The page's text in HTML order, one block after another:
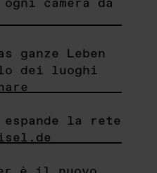
ganze Leben
dei luoghi
espande la rete